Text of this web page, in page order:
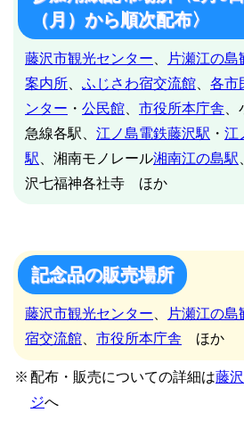
（月）から順次配布〉
藤沢市観光センター
片瀬江の島
案内所
ふじさわ宿交流館
各市
ンター ・ 公民館 市役所本庁舎
急線各駅、 江ノ島電鉄藤沢駅 ・ 江
駅 、湘南モノレール湘南江の島駅
沢七福神各社寺 ほか
記念品の販売場所
藤沢市観光センター、 片瀬江の島
宿交流館、 市役所本庁舎 ほか
配布・販売についての詳細は藤
ジへ